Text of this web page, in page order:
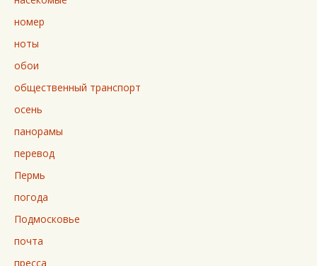
номер
ноты
обои
общественный транспорт
осень
панорамы
перевод
Пермь
погода
Подмосковье
почта
пресса